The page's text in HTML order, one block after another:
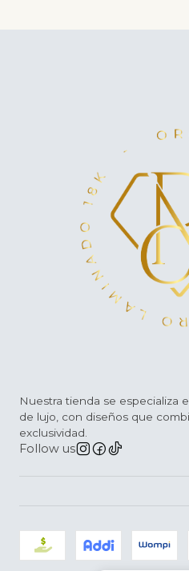
Nuestra tienda se especializa
de lujo, con diseños que
exclusividad.
Follow us